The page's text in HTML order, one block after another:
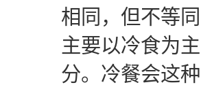
相同，但不等
主要以冷食为
分。冷餐会这